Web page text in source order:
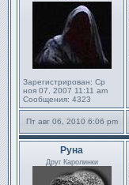
Зарегистрирован: Ср
ноя 07, 2007 11:11 am
Сообщения: 4323
Пт авг 06, 2010 6:06 pm
Руна
Друг Каролинки